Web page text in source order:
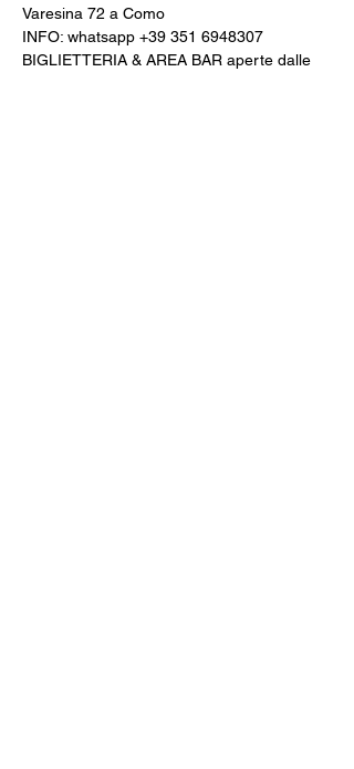
Varesina 72 a Como
INFO: whatsapp +39 351 6948307
BIGLIETTERIA & AREA BAR aperte dalle